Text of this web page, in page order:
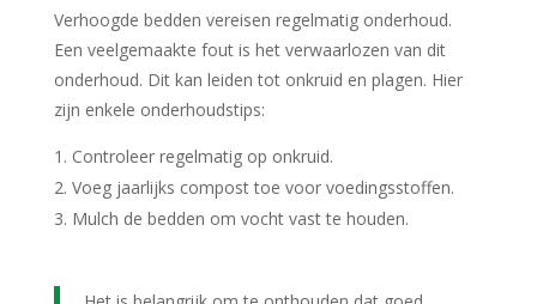
Verhoogde bedden vereisen regelmatig onderhoud.
Een veelgemaakte fout is het verwaarlozen van dit
onderhoud. Dit kan leiden tot onkruid en plagen. Hier
zijn enkele onderhoudstips:
Controleer regelmatig op onkruid.
Voeg jaarlijks compost toe voor voedingsstoffen.
Mulch de bedden om vocht vast te houden.